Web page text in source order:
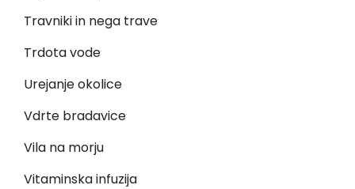
Travniki in nega trave
Trdota vode
Urejanje okolice
Vdrte bradavice
Vila na morju
Vitaminska infuzija